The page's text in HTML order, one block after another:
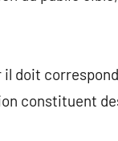
doit
constituent